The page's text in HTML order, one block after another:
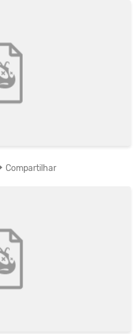
Compartilhar